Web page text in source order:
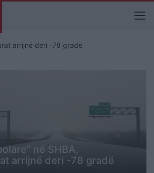
arrijnë deri -78 gradë
në SHBA,
arrijnë deri -78 gradë